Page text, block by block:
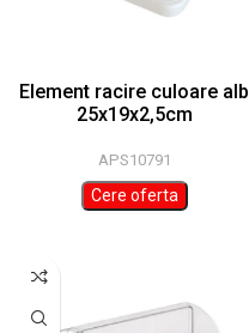
Element racire culoare alb
25x19x2,5cm
APS10791
Cere oferta